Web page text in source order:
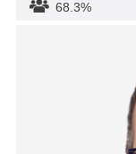
68.3%